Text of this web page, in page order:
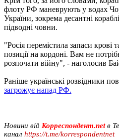
флоту РФ маневрують у водах
України, зокрема десантні
підводні човни.
"Росія перемістила запаси крові
позиції на кордоні. Вам не
розпочати війну", - наголосив
Раніше українські розвідники
загрожує напад РФ.
Новини від Корреспондент.netв
канал https://t.me/korrespondentnet